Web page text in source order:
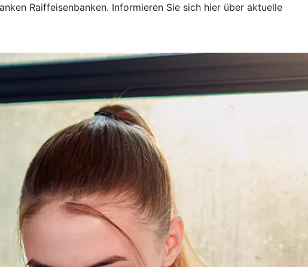
Raiffeisenbanken. Informieren Sie sich hier über aktuelle